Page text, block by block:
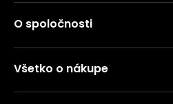
O spoločnosti
Všetko o nákupe